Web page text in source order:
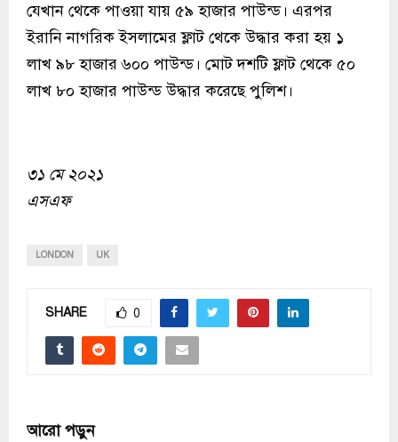
যেখান থেকে পাওয়া যায় ৫৯ হাজার পাউন্ড। এরপর
ইরানি নাগরিক ইসলামের ফ্লাট থেকে উদ্ধার করা হয় ১
লাখ ৯৮ হাজার ৬০০ পাউন্ড। মোট দশটি ফ্লাট থেকে ৫০
লাখ ৮০ হাজার পাউন্ড উদ্ধার করেছে পুলিশ।
৩১ মে ২০২১
এসএফ
LONDON UK
SHARE 0
আরো পড়ুন